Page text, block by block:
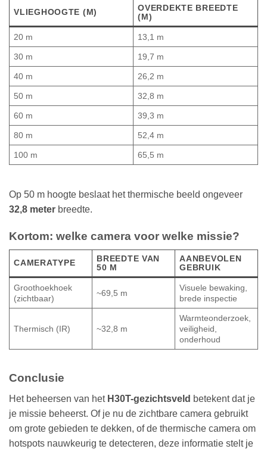
VLIEGHOOGTE (M)
OVERDEKTE BREEDTE
(M)
20 m 13,1 m
30 m 19,7 m
40 m 26,2 m
50 m 32,8 m
60 m 39,3 m
80 m 52,4 m
100 m 65,5 m
Op 50 m hoogte beslaat het thermische beeld ongeveer
32,8 meter breedte.
Kortom: welke camera voor welke missie?
CAMERATYPE
BREEDTE VAN
50 M
AANBEVOLEN
GEBRUIK
Groothoekhoek
(zichtbaar)
~69,5 m
Visuele bewaking,
brede inspectie
Thermisch (IR) ~32,8 m
Warmteonderzoek,
veiligheid,
onderhoud
Conclusie
Het beheersen van het H30T-gezichtsveld betekent dat je
je missie beheerst. Of je nu de zichtbare camera gebruikt
om grote gebieden te dekken, of de thermische camera om
hotspots nauwkeurig te detecteren, deze informatie stelt je